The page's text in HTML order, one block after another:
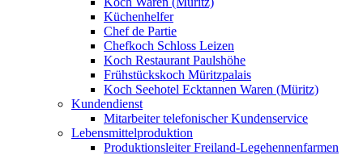
Küchenhelfer
Chef de Partie
Chefkoch Schloss Leizen
Koch Restaurant Paulshöhe
Frühstückskoch Müritzpalais
Koch Seehotel Ecktannen Waren (Müritz)
Kundendienst
Mitarbeiter telefonischer Kundenservice
Lebensmittelproduktion
Produktionsleiter Freiland-Legehennenfarmen